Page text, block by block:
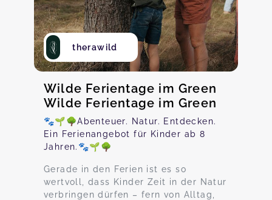
therawild
Wilde Ferientage im Green
Wilde Ferientage im Green
🐾🌱🌳Abenteuer. Natur. Entdecken.
Ein Ferienangebot für Kinder ab 8
Jahren.🐾🌱🌳
Gerade in den Ferien ist es so
wertvoll, dass Kinder Zeit in der Natur
verbringen dürfen – fern von Alltag,